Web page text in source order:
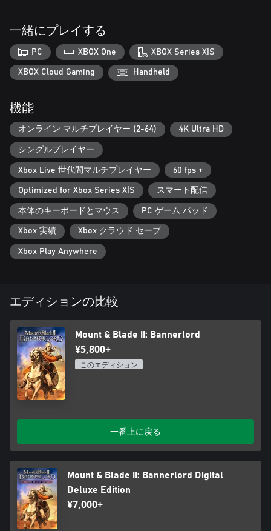
一緒にプレイする
PC XBOX One XBOX Series X|S
XBOX Cloud Gaming Handheld
機能
オンライン マルチプレイヤー (2-64) 4K Ultra HD
シングルプレイヤー
Xbox Live 世代間マルチプレイヤー 60 fps +
Optimized for Xbox Series X|S スマート配信
本体のキーボードとマウス PC ゲーム パッド
Xbox 実績 Xbox クラウド セーブ
Xbox Play Anywhere
エディションの比較
Mount & Blade II: Bannerlord
¥5,800+
このエディション
一番上に戻る
Mount & Blade II: Bannerlord Digital
Deluxe Edition
¥7,000+